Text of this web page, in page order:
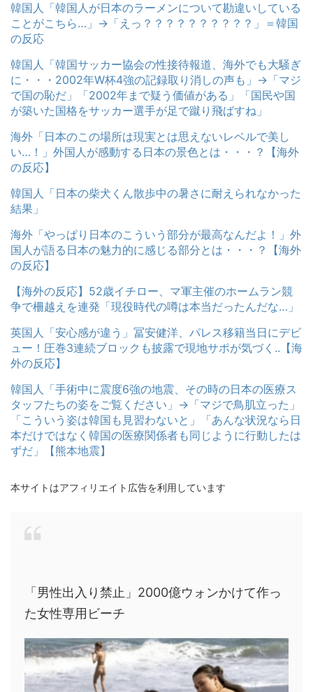
韓国人「韓国人が日本のラーメンについて勘違いしている
ことがこちら…」→「えっ？？？？？？？？？？」＝韓国
の反応
韓国人「韓国サッカー協会の性接待報道、海外でも大騒ぎ
に・・・2002年W杯4強の記録取り消しの声も」→「マジ
で国の恥だ」「2002年まで疑う価値がある」「国民や国
が築いた国格をサッカー選手が足で蹴り飛ばすね」
海外「日本のこの場所は現実とは思えないレベルで美し
い…！」外国人が感動する日本の景色とは・・・？【海外
の反応】
韓国人「日本の柴犬くん散歩中の暑さに耐えられなかった
結果」
海外「やっぱり日本のこういう部分が最高なんだよ！」外
国人が語る日本の魅力的に感じる部分とは・・・？【海外
の反応】
【海外の反応】52歳イチロー、マ軍主催のホームラン競
争で柵越えを連発「現役時代の噂は本当だったんだな…」
英国人「安心感が違う」冨安健洋、パレス移籍当日にデビ
ュー！圧巻3連続ブロックも披露で現地サポが気づく..【海
外の反応】
韓国人「手術中に震度6強の地震、その時の日本の医療ス
タッフたちの姿をご覧ください」→「マジで鳥肌立った」
「こういう姿は韓国も見習わないと」「あんな状況なら日
本だけではなく韓国の医療関係者も同じように行動したは
ずだ」【熊本地震】
本サイトはアフィリエイト広告を利用しています
「男性出入り禁止」2000億ウォンかけて作っ
た女性専用ビーチ